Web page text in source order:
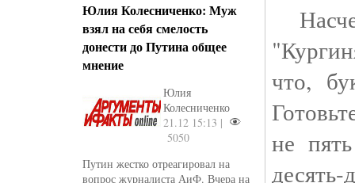
Юлия Колесниченко: Муж
взял на себя смелость
донести до Путина общее
мнение
Юлия
Колесниченко
21.12 15:13 |
5050
Путин жестко отреагировал на
вопрос журналиста АиФ. Вчера на
что,
не